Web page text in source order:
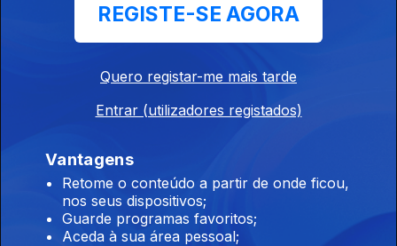
23h Ponte 25 de abril com espetáculo de
drones
05 ago. 2026
REGISTE-SE AGORA
Quero registar-me mais tarde
Entrar (utilizadores registados)
Vantagens
Retome o conteúdo a partir de onde ficou,
nos seus dispositivos;
Guarde programas favoritos;
Aceda à sua área pessoal;